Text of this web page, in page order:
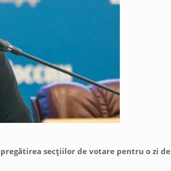
secțiilor de votare pentru o zi de